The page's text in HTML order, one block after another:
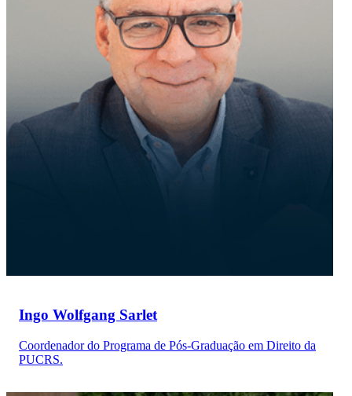
Ingo Wolfgang Sarlet
Coordenador do Programa de Pós-Graduação em Direito da
PUCRS.